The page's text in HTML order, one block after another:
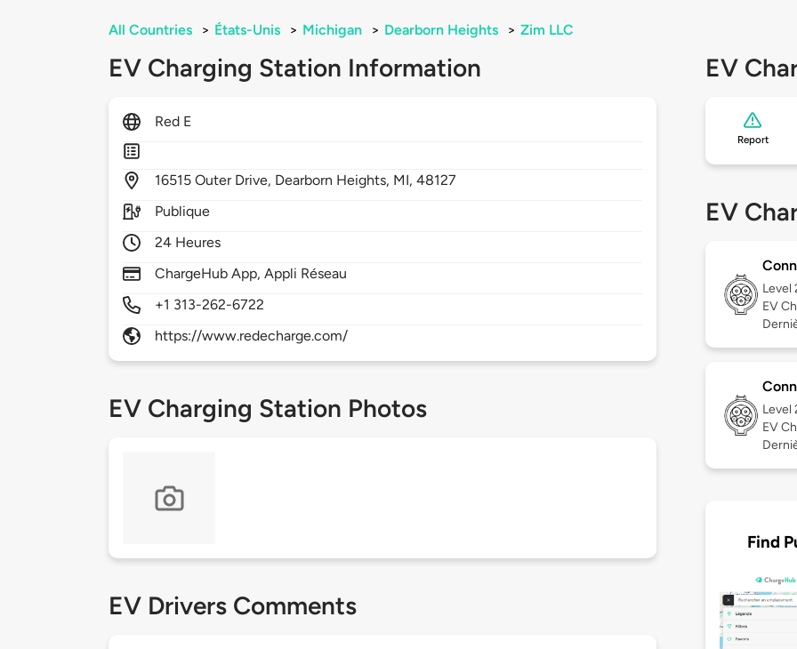
All Countries > États-Unis > Michigan > Dearborn Heights > Zim LLC
EV Charging Station Information
Red E
16515Outer Drive, Dearborn Heights, MI,48127
Publique
24 Heures
ChargeHub App, Appli Réseau
+1 313-262-6722
https://www.redecharge.com/
EV Charging Station Photos
EV Drivers Comments
EV
Report
EV
Level
EV
Level
EV
Find